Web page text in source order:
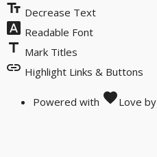
text_fields Decrease Text
font_download Readable Font
title Mark Titles
link Highlight Links & Buttons
Powered with favoriteLove by